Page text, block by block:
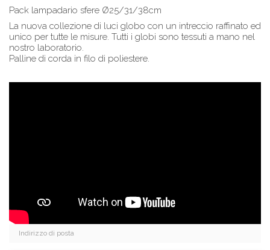
Pack lampadario sfere Ø25/31/38cm
La nuova collezione di luci globo con un intreccio raffinato ed
unico per tutte le misure. Tutti i globi sono tessuti a mano nel
nostro laboratorio.
Palline di corda in filo di poliestere.